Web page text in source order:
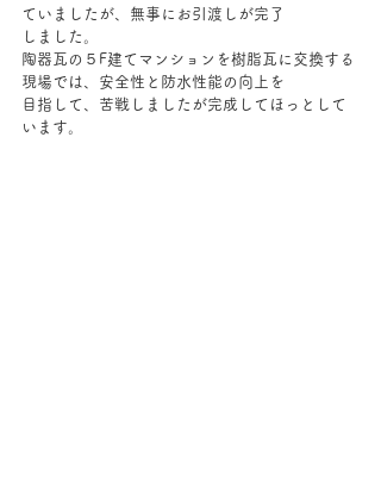
ていましたが、無事にお引渡しが完了
しました。
陶器瓦の５F建てマンションを樹脂瓦に交換する
現場では、安全性と防水性能の向上を
目指して、苦戦しましたが完成してほっとして
います。